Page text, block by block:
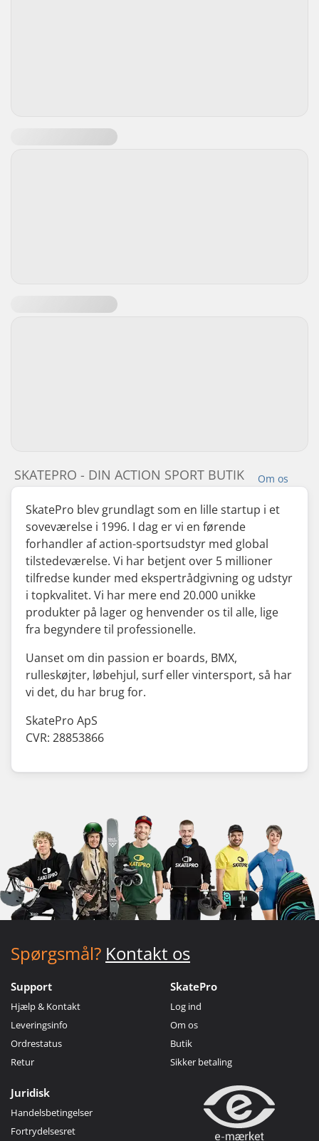
Om os
SKATEPRO - DIN ACTION SPORT BUTIK
SkatePro blev grundlagt som en lille startup i et
soveværelse i 1996. I dag er vi en førende
forhandler af action-sportsudstyr med global
tilstedeværelse. Vi har betjent over 5 millioner
tilfredse kunder med ekspertrådgivning og udstyr
i topkvalitet. Vi har mere end 20.000 unikke
produkter på lager og henvender os til alle, lige
fra begyndere til professionelle.
Uanset om din passion er boards, BMX,
rulleskøjter, løbehjul, surf eller vintersport, så har
vi det, du har brug for.
SkatePro ApS
CVR: 28853866
Spørgsmål? Kontakt os
Support
Hjælp & Kontakt
Leveringsinfo
Ordrestatus
Retur
SkatePro
Log ind
Om os
Butik
Sikker betaling
Juridisk
Handelsbetingelser
Fortrydelsesret